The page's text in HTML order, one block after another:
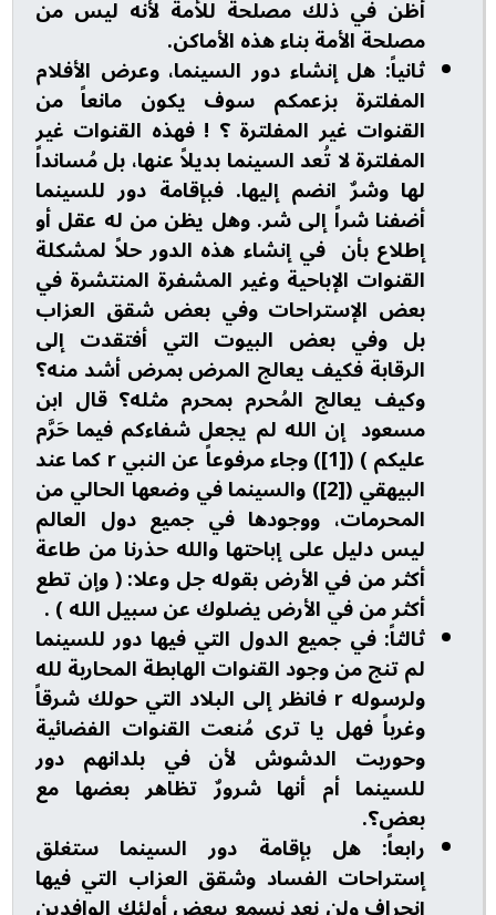
أظن في ذلك مصلحة للأمة لأنه ليس من
مصلحة الأمة بناء هذه الأماكن.
ثانياً: هل إنشاء دور السينما، وعرض الأفلام
المفلترة بزعمكم سوف يكون مانعاً من
القنوات غير المفلترة ؟ ! فهذه القنوات غير
المفلترة لا تُعد السينما بديلاً عنها، بل مُسانداً
لها وشرٌ انضم إليها. فبإقامة دور للسينما
أضفنا شراً إلى شر. وهل يظن من له عقل أو
إطلاع بأن في إنشاء هذه الدور حلاً لمشكلة
القنوات الإباحية وغير المشفرة المنتشرة في
بعض الإستراحات وفي بعض شقق العزاب
بل وفي بعض البيوت التي أفتقدت إلى
الرقابة فكيف يعالج المرض بمرض أشد منه؟
وكيف يعالج المُحرم بمحرم مثله؟ قال ابن
مسعود إن الله لم يجعل شفاءكم فيما حَرَّم
عليكم ) ([1]) وجاء مرفوعاً عن النبي r كما عند
البيهقي ([2]) والسينما في وضعها الحالي من
المحرمات، ووجودها في جميع دول العالم
ليس دليل على إباحتها والله حذرنا من طاعة
أكثر من في الأرض بقوله جل وعلا: ( وإن تطع
أكثر من في الأرض يضلوك عن سبيل الله ) .
ثالثاً: في جميع الدول التي فيها دور للسينما
لم تنج من وجود القنوات الهابطة المحاربة لله
ولرسوله r فانظر إلى البلاد التي حولك شرقاً
وغرباً فهل يا ترى مُنعت القنوات الفضائية
وحوربت الدشوش لأن في بلدانهم دور
للسينما أم أنها شرورٌ تظاهر بعضها مع
بعض؟.
رابعاً: هل بإقامة دور السينما ستغلق
إستراحات الفساد وشقق العزاب التي فيها